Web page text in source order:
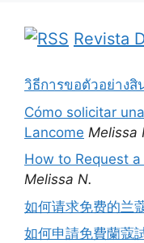
Revista
วิธีการขอตัวอย่าง
Cómo solicitar
Lancome Melissa
How to Request
Melissa N.
如何请求免费的兰
如何申請免費蘭蔻